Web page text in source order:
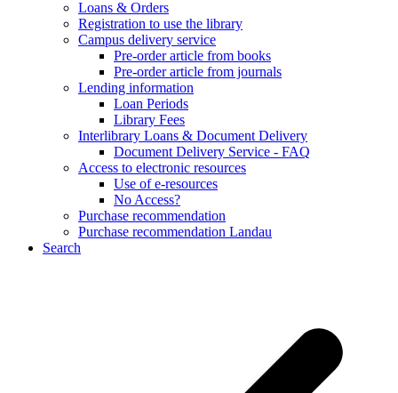
Loans & Orders
Registration to use the library
Campus delivery service
Pre-order article from books
Pre-order article from journals
Lending information
Loan Periods
Library Fees
Interlibrary Loans & Document Delivery
Document Delivery Service - FAQ
Access to electronic resources
Use of e-resources
No Access?
Purchase recommendation
Purchase recommendation Landau
Search